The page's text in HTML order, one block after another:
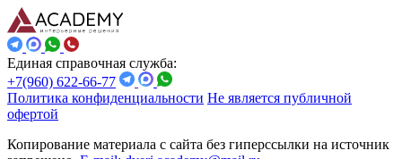
Единая справочная служба:
+7(960) 622-66-77
Политика конфиденциальности Не является публичной
офертой
Копирование материала с сайта без гиперссылки на источник